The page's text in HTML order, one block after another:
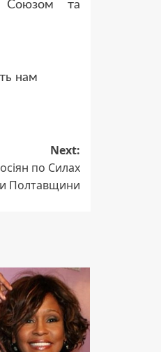
Союзом та
нам
Next:
по Силах
Полтавщини